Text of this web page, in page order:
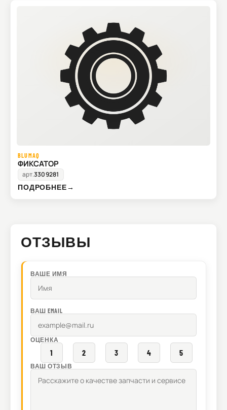
BLUMAQ
ФИКСАТОР
арт.3309281
ПОДРОБНЕЕ→
ОТЗЫВЫ
ВАШЕ ИМЯ
ВАШ EMAIL
ОЦЕНКА
1 2 3 4 5
ВАШ ОТЗЫВ